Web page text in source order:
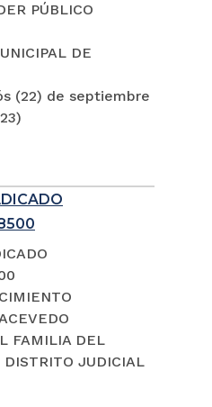
PÚBLICO
DE
(22) de septiembre
FAMILIA DEL
DISTRITO JUDICIAL